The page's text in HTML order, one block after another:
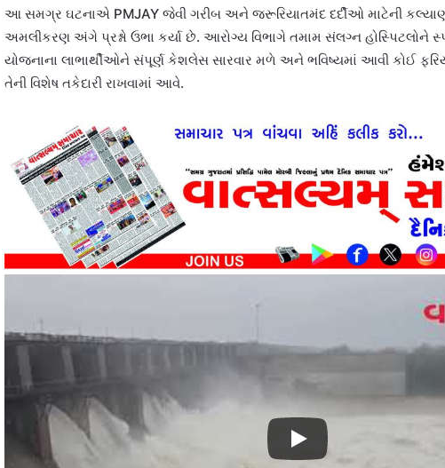
આ સમગ્ર ઘટનાએ PMJAY જેવી ગરીબ અને જરૂરિયાતમંદ દર્દીઓ માટેની
અમલીકરણ અંગે પ્રશ્નો ઉભા કર્યા છે. આરોગ્ય વિભાગે તમામ સંલગ્ન હોસ્પિટલોને
યોજનાના લાભાર્થીઓને સંપૂર્ણ કેશલેસ સારવાર મળે અને ભવિષ્યમાં આવી કોઈ
તેની વિશેષ તકેદારી રાખવામાં આવે.